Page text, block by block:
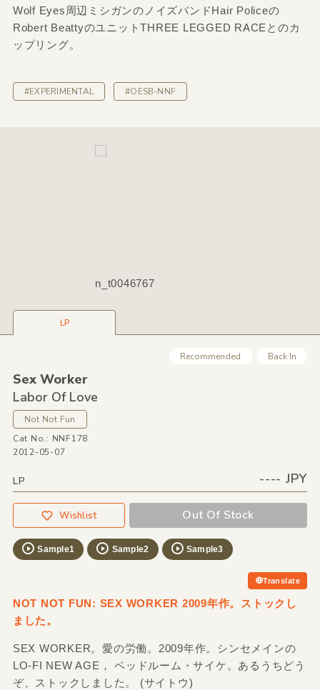
Wolf Eyes周辺ミシガンのノイズバンドHair Policeの
Robert BeattyのユニットTHREE LEGGED RACEとのカ
ップリング。
#EXPERIMENTAL #OESB-NNF
n_t0046767
LP
Recommended Back In
Sex Worker
Labor Of Love
Not Not Fun
Cat No.: NNF178
2012-05-07
LP ---- JPY
Wishlist Out Of Stock
Sample1 Sample2 Sample3
Translate
NOT NOT FUN: SEX WORKER 2009年作。ストックし
ました。
SEX WORKER。愛の労働。2009年作。シンセメインの
LO-FI NEW AGE， ベッドルーム・サイケ。あるうちどう
ぞ、ストックしました。 (サイトウ)